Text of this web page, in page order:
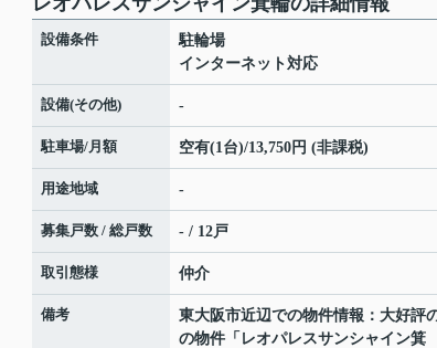
設備条件
駐輪場
インターネット対応
設備(その他) -
駐車場/月額 空有(1台)/13,750円 (非課税)
用途地域 -
募集戸数 / 総戸数 - / 12戸
取引態様 仲介
備考
東大阪市近辺での物件情報：大好評
の物件「レオパレスサンシャイン箕